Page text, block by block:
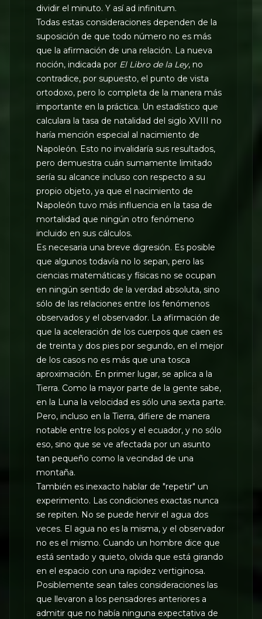
dividir el minuto. Y así ad infinitum.
Todas estas consideraciones dependen de la
suposición de que todo número no es más
que la afirmación de una relación. La nueva
noción, indicada por El Libro de la Ley, no
contradice, por supuesto, el punto de vista
ortodoxo, pero lo completa de la manera más
importante en la práctica. Un estadístico que
calculara la tasa de natalidad del siglo XVIII no
haría mención especial al nacimiento de
Napoleón. Esto no invalidaría sus resultados,
pero demuestra cuán sumamente limitado
sería su alcance incluso con respecto a su
propio objeto, ya que el nacimiento de
Napoleón tuvo más influencia en la tasa de
mortalidad que ningún otro fenómeno
incluido en sus cálculos.
Es necesaria una breve digresión. Es posible
que algunos todavía no lo sepan, pero las
ciencias matemáticas y físicas no se ocupan
en ningún sentido de la verdad absoluta, sino
sólo de las relaciones entre los fenómenos
observados y el observador. La afirmación de
que la aceleración de los cuerpos que caen es
de treinta y dos pies por segundo, en el mejor
de los casos no es más que una tosca
aproximación. En primer lugar, se aplica a la
Tierra. Como la mayor parte de la gente sabe,
en la Luna la velocidad es sólo una sexta parte.
Pero, incluso en la Tierra, difiere de manera
notable entre los polos y el ecuador, y no sólo
eso, sino que se ve afectada por un asunto
tan pequeño como la vecindad de una
montaña.
También es inexacto hablar de "repetir" un
experimento. Las condiciones exactas nunca
se repiten. No se puede hervir el agua dos
veces. El agua no es la misma, y el observador
no es el mismo. Cuando un hombre dice que
está sentado y quieto, olvida que está girando
en el espacio con una rapidez vertiginosa.
Posiblemente sean tales consideraciones las
que llevaron a los pensadores anteriores a
admitir que no había ninguna expectativa de